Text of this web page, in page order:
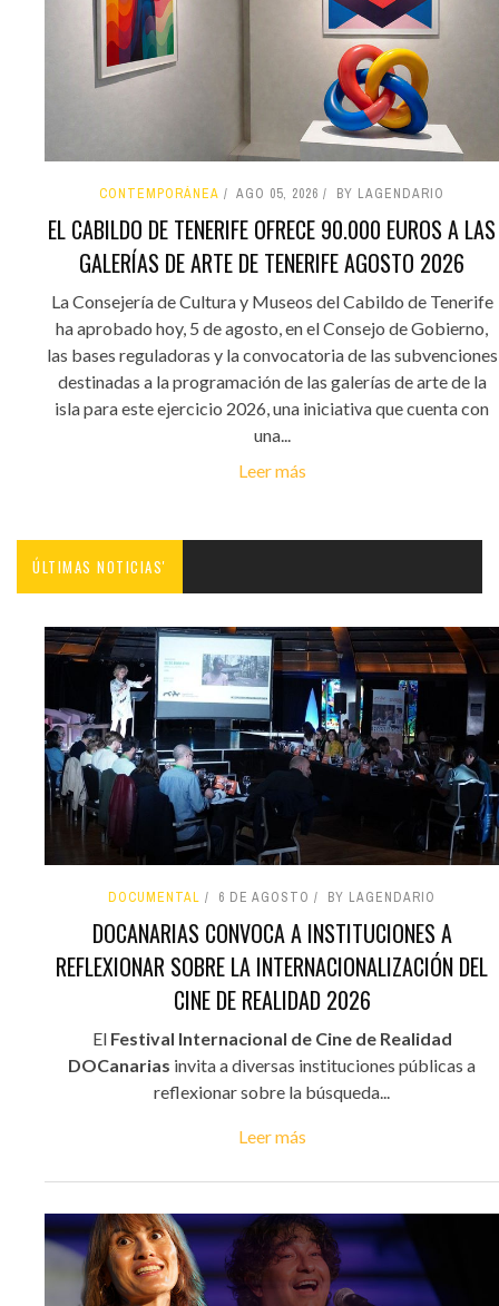
CONTEMPORÁNEA AGO 05, 2026 BY LAGENDARIO
EL CABILDO DE TENERIFE OFRECE 90.000 EUROS A LAS
GALERÍAS DE ARTE DE TENERIFE AGOSTO 2026
La Consejería de Cultura y Museos del Cabildo de Tenerife
ha aprobado hoy, 5 de agosto, en el Consejo de Gobierno,
las bases reguladoras y la convocatoria de las subvenciones
destinadas a la programación de las galerías de arte de la
isla para este ejercicio 2026, una iniciativa que cuenta con
una...
Leer más
ÚLTIMAS NOTICIAS'
DOCUMENTAL 6 DE AGOSTO BY LAGENDARIO
DOCANARIAS CONVOCA A INSTITUCIONES A
REFLEXIONAR SOBRE LA INTERNACIONALIZACIÓN DEL
CINE DE REALIDAD 2026
El Festival Internacional de Cine de Realidad
DOCanarias invita a diversas instituciones públicas a
reflexionar sobre la búsqueda...
Leer más